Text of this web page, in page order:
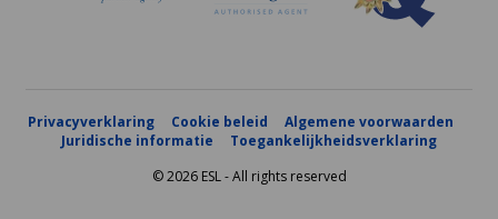
Privacyverklaring Cookie beleid
Algemene voorwaarden
Juridische informatie
Toegankelijkheidsverklaring
© 2026 ESL - All rights reserved